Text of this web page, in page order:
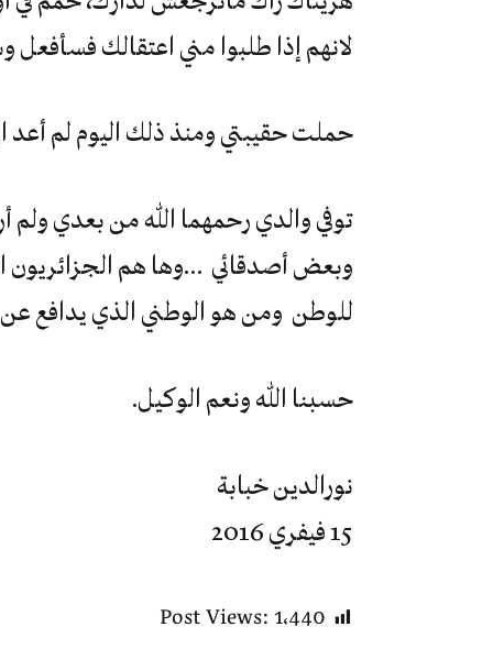
لانهم إذا طلبوا مني اعتقالك
حملت حقيبتي ومنذ ذلك اليوم لم أعد
توفي والدي رحمهما الله من بعدي ولم
وبعض أصدقائي …وها هم الجزائريون
للوطن ومن هو الوطني الذي يدافع
حسبنا الله ونعم الوكيل.
نورالدين خبابة
15 فيفري 2016
Post Views:1٬440